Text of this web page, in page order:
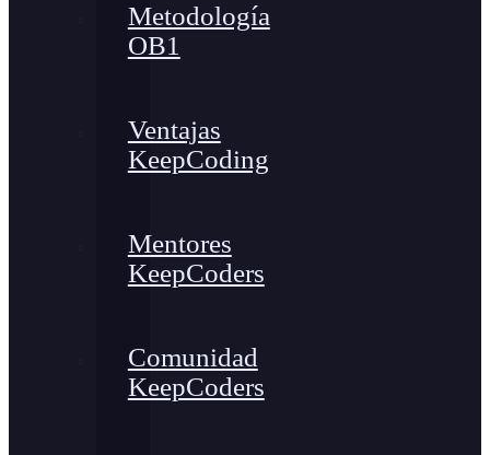
Metodología
OB1
Ventajas
KeepCoding
Mentores
KeepCoders
Comunidad
KeepCoders